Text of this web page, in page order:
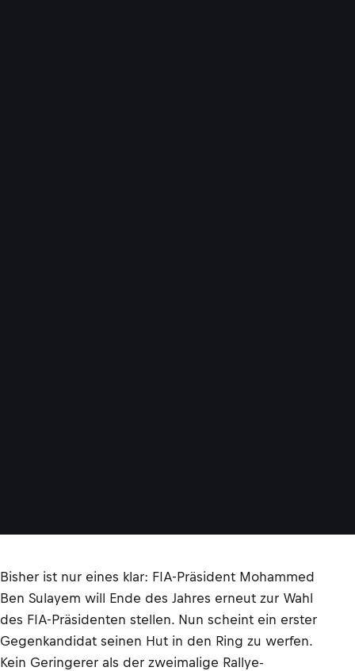
Bisher ist nur eines klar: FIA-Präsident Mohammed
Ben Sulayem will Ende des Jahres erneut zur Wahl
des FIA-Präsidenten stellen. Nun scheint ein erster
Gegenkandidat seinen Hut in den Ring zu werfen.
Kein Geringerer als der zweimalige Rallye-